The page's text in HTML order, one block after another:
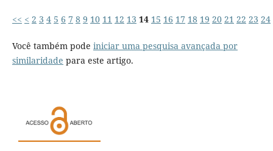
<< < 2 3 4 5 6 7 8 9 10 11 12 13 14 15 16 17 18 19 20 21 22 23 24
Você também pode iniciar uma pesquisa avançada por
similaridade para este artigo.